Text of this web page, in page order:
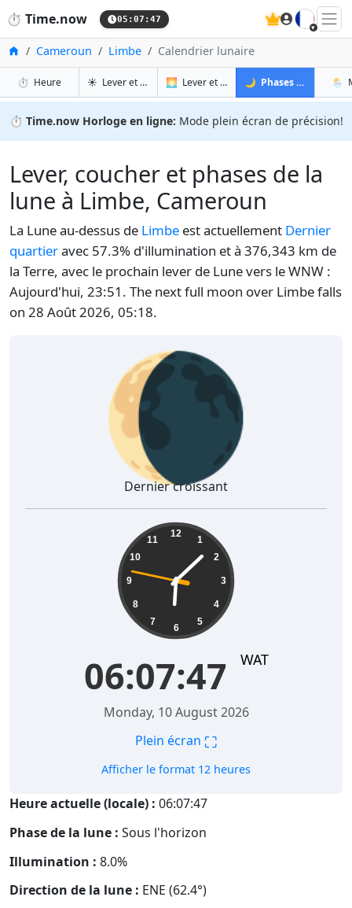
⏱️ Time.now 05:07:48 🇫🇷
Accueil
Cameroun Limbe Calendrier lunaire
⏱️ Heureà Limbe
☀️ Lever et coucher du soleil à Limbe
🌅 Lever et coucher du soleil demain à
🌙 Phases de la Lune 🌦️
⏱️ Time.now Horloge en ligne: Mode plein écran de précision!
Lever, coucher et phases de la
lune à Limbe, Cameroun
La Lune au-dessus de Limbe est actuellement Dernier
quartieravec 57.3% d'illumination et à 376,343 km de
la Terre, avec le prochain lever de Lune vers le WNW :
Aujourd'hui, 23:51. The next full moon over Limbe falls
on 28 Août 2026, 05:18.
🌘
Dernier croissant
12
1
2
3
4
5
6
7
8
9
10
11
06:07:48 WAT
Monday, 10 August 2026
Plein écran ⛶
Afficher le format 12 heures
Heure actuelle (locale) : 06:07:48
Phase de la lune : Sous l'horizon
Illumination : 8.0%
Direction de la lune : ENE (62.4°)